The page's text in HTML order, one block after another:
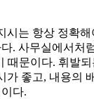
시는 항상 정확해
. 사무실에서처
때문이다. 휘발
가 좋고, 내용의
다.